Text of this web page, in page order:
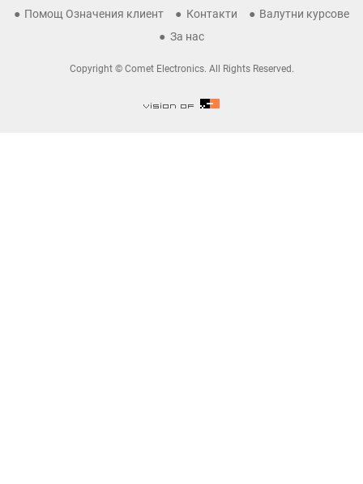
Помощ Означения клиент Контакти
Валутни курсове
За нас
Copyright © Comet Electronics. All Rights Reserved.